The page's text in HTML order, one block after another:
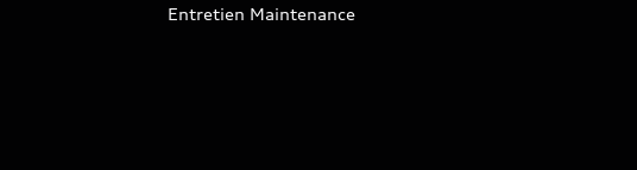
Entretien Maintenance